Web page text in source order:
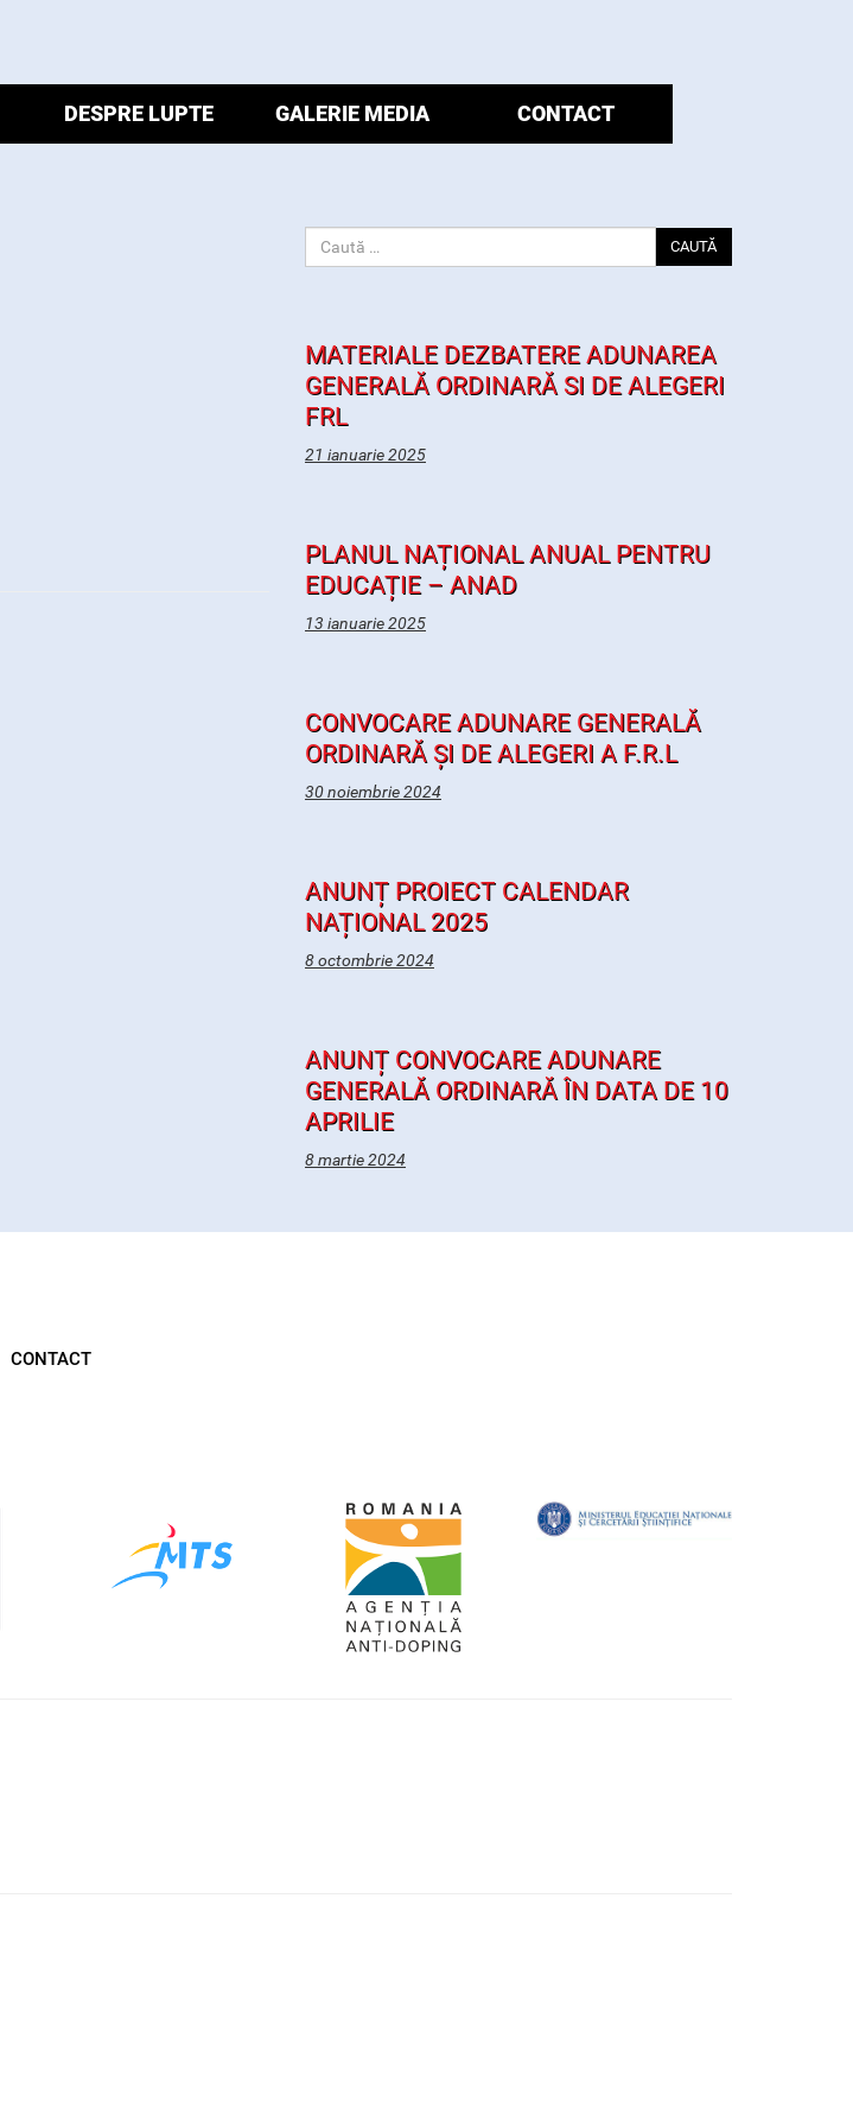
DESPRE LUPTE GALERIE MEDIA CONTACT
CAUTĂ
MATERIALE DEZBATERE ADUNAREA
GENERALĂ ORDINARĂ SI DE ALEGERI
FRL
21 ianuarie 2025
PLANUL NAȚIONAL ANUAL PENTRU
EDUCAȚIE – ANAD
13 ianuarie 2025
CONVOCARE ADUNARE GENERALĂ
ORDINARĂ ȘI DE ALEGERI A F.R.L
30 noiembrie 2024
ANUNȚ PROIECT CALENDAR
NAȚIONAL 2025
8 octombrie 2024
ANUNȚ CONVOCARE ADUNARE
GENERALĂ ORDINARĂ ÎN DATA DE 10
APRILIE
8 martie 2024
CONTACT